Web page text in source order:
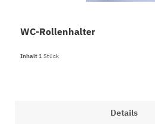
WC-Rollenhalter
Inhalt1 Stück
Details